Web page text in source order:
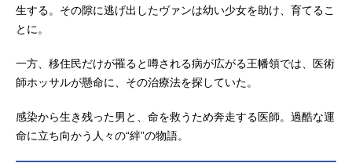
生する。その隙に逃げ出したヴァンは幼い少女を助け、育てるこ
とに。
一方、移住民だけが罹ると噂される病が広がる王幡領では、医術
師ホッサルが懸命に、その治療法を探していた。
感染から生き残った男と、命を救うため奔走する医師。過酷な運
命に立ち向かう人々の“絆”の物語。